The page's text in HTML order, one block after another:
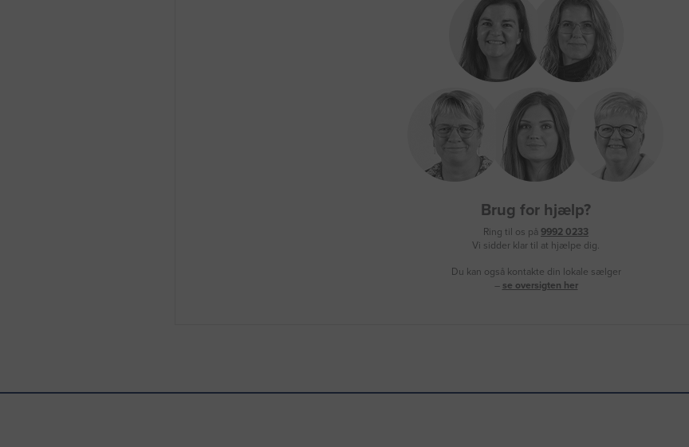
Brug for hjælp?
Ring til os på 9992 0233
Vi sidder klar til at hjælpe dig.
Du kan også kontakte din lokale sælger
– se oversigten her